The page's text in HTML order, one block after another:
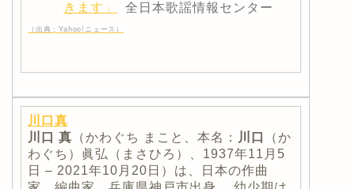
きます」
全日本歌謡情報センター
（出典：Yahoo!ニュース）
川口真
川口 真 （かわぐち まこと、本名： 川口
（か
わぐち）眞弘（まさひろ）、1937年11月5
日 – 2021年10月20日）は、日本の作曲